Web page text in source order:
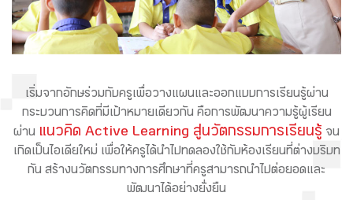
เริ่มจากอักษร่วมกับครูเพื่อวางแผนและออกแบบการเรียนรู้ผ่าน
กระบวนการคิดที่มีเป้าหมายเดียวกัน คือการพัฒนาความรู้ผู้เรียน
ผ่าน แนวคิด Active Learning สู่นวัตกรรมการเรียนรู้ จน
เกิดเป็นไอเดียใหม่ เพื่อให้ครูได้นำไปทดลองใช้กับห้องเรียนที่ต่างบริบท
กัน สร้างนวัตกรรมทางการศึกษาที่ครูสามารถนำไปต่อยอดและ
พัฒนาได้อย่างยั่่งยืน